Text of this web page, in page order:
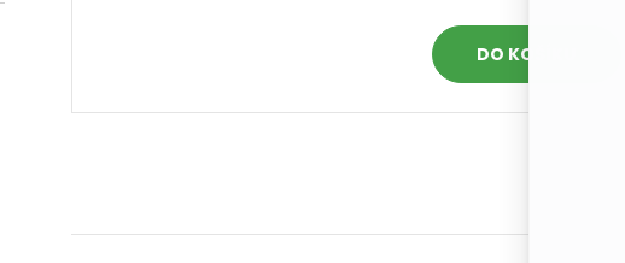
DO KOŠÍKU